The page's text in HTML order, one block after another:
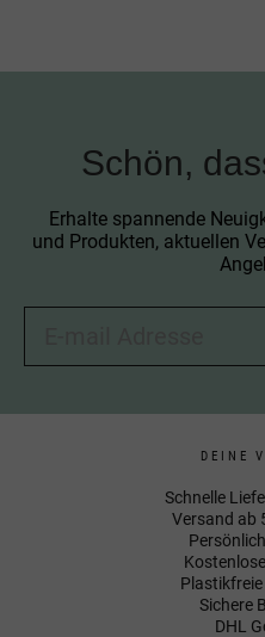
Schön,
Erhalte spannende
und Produkten, aktuellen
DEINE
Schnelle
Versand ab
Sichere
DHL